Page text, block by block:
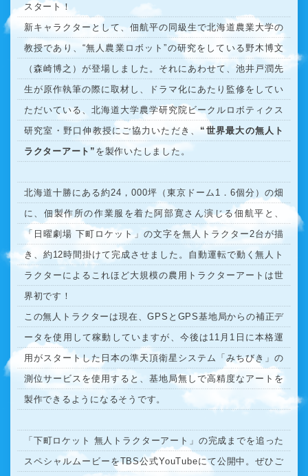
スタート！
新キャラクターとして、佃航平の同級生で北海道農業大学の
教授であり、“無人農業ロボット”の研究をしている野木博文
（森崎博之）が登場しました。それにあわせて、池井戸潤先
生が原作執筆の際に取材し、ドラマ化にあたり監修をしてい
ただいている、北海道大学農学研究院ビークルロボティクス
研究室・野口伸教授にご協力いただき、 “世界最大の無人ト
ラクターアート” を製作いたしました。
北海道十勝にある約24，000坪（東京ドーム1．6個分）の畑
に、佃製作所の作業服を着た阿部寛さん演じる佃航平と、
「日曜劇場 下町ロケット」の文字を無人トラクター2台が描
き、約12時間掛けて完成させました。自動運転で動く無人ト
ラクターによるこれほど大規模の農用トラクターアートは世
界初です！
この無人トラクターは現在、GPSとGPS基地局からの補正デ
ータを使用して稼動していますが、今後は11月1日に本格運
用がスタートした日本の準天頂衛星システム「みちびき」の
測位サービスを使用すると、基地局無しで高精度なアートを
製作できるようになるそうです。
「下町ロケット 無人トラクターアート」の完成までを追った
スペシャルムービーをTBS公式YouTubeにて公開中。ぜひご